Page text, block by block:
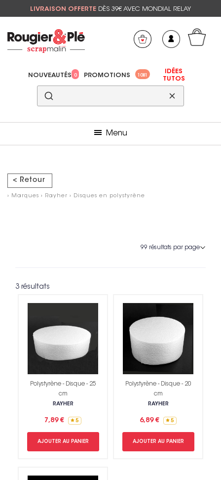
LIVRAISON OFFERTE DÈS 39€ AVEC MONDIAL RELAY
NOUVEAUTÉS 0 PROMOTIONS 1081
IDÉES
TUTOS
Menu
< Retour
› Marques › Rayher › Disques en polystyrène
3 résultats
Polystyrène - Disque - 25
cm
RAYHER
7,89 € 5
AJOUTER AU PANIER
Polystyrène - Disque - 20
cm
RAYHER
6,89 € 5
AJOUTER AU PANIER